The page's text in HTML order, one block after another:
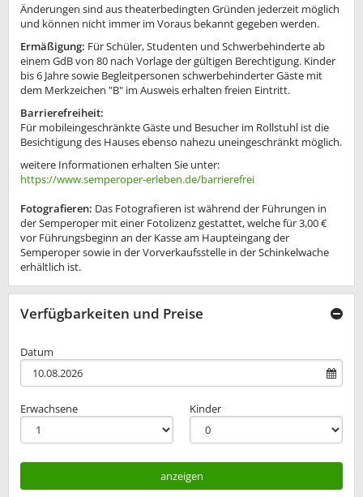
Änderungen sind aus theaterbedingten Gründen jederzeit möglich
und können nicht immer im Voraus bekannt gegeben werden.
Ermäßigung: Für Schüler, Studenten und Schwerbehinderte ab
einem GdB von 80 nach Vorlage der gültigen Berechtigung. Kinder
bis 6 Jahre sowie Begleitpersonen schwerbehinderter Gäste mit
dem Merkzeichen "B" im Ausweis erhalten freien Eintritt.
Barrierefreiheit:
Für mobileingeschränkte Gäste und Besucher im Rollstuhl ist die
Besichtigung des Hauses ebenso nahezu uneingeschränkt möglich.
weitere Informationen erhalten Sie unter:
https://www.semperoper-erleben.de/barrierefrei
Fotografieren: Das Fotografieren ist während der Führungen in
der Semperoper mit einer Fotolizenz gestattet, welche für 3,00 €
vor Führungsbeginn an der Kasse am Haupteingang der
Semperoper sowie in der Vorverkaufsstelle in der Schinkelwache
erhältlich ist.
Verfügbarkeiten und Preise
Datum
Erwachsene Kinder
anzeigen